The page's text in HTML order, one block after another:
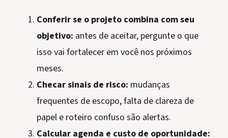
Conferir se o projeto combina com seu
objetivo: antes de aceitar, pergunte o que
isso vai fortalecer em você nos próximos
meses.
Checar sinais de risco: mudanças
frequentes de escopo, falta de clareza de
papel e roteiro confuso são alertas.
Calcular agenda e custo de oportunidade: